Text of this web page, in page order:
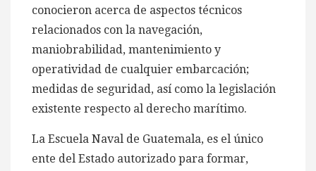
conocieron acerca de aspectos técnicos
relacionados con la navegación,
maniobrabilidad, mantenimiento y
operatividad de cualquier embarcación;
medidas de seguridad, así como la legislación
existente respecto al derecho marítimo.
La Escuela Naval de Guatemala, es el único
ente del Estado autorizado para formar,